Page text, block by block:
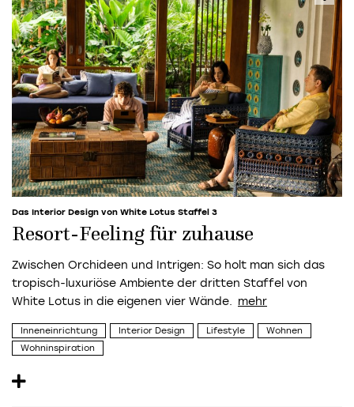
Das Interior Design von White Lotus Staffel 3
Resort-Feeling für zuhause
Zwischen Orchideen und Intrigen: So holt man sich das
tropisch-luxuriöse Ambiente der dritten Staffel von
White Lotus in die eigenen vier Wände.
Inneneinrichtung Interior Design Lifestyle
Wohnen
Wohninspiration